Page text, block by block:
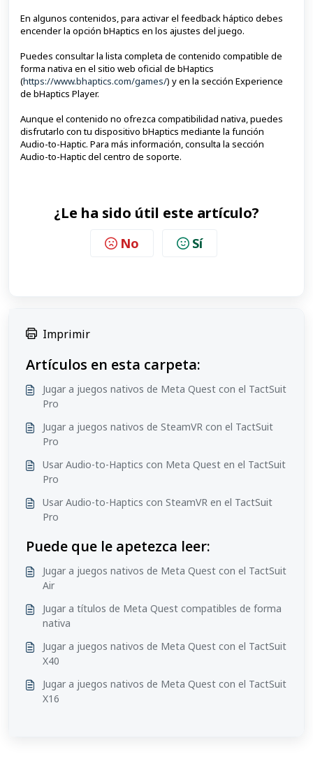
En algunos contenidos, para activar el feedback háptico debes
encender la opción bHaptics en los ajustes del juego.
Puedes consultar la lista completa de contenido compatible de
forma nativa en el sitio web oficial de bHaptics
(https://www.bhaptics.com/games/) y en la sección Experience
de bHaptics Player.
Aunque el contenido no ofrezca compatibilidad nativa, puedes
disfrutarlo con tu dispositivo bHaptics mediante la función
Audio-to-Haptic. Para más información, consulta la sección
Audio-to-Haptic del centro de soporte.
¿Le ha sido útil este artículo?
No Sí
Imprimir
Artículos en esta carpeta:
Jugar a juegos nativos de Meta Quest con el TactSuit
Pro
Jugar a juegos nativos de SteamVR con el TactSuit
Pro
Usar Audio-to-Haptics con Meta Quest en el TactSuit
Pro
Usar Audio-to-Haptics con SteamVR en el TactSuit
Pro
Puede que le apetezca leer:
Jugar a juegos nativos de Meta Quest con el TactSuit
Air
Jugar a títulos de Meta Quest compatibles de forma
nativa
Jugar a juegos nativos de Meta Quest con el TactSuit
X40
Jugar a juegos nativos de Meta Quest con el TactSuit
X16